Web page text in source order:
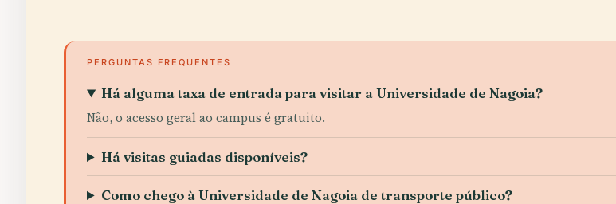
PERGUNTAS FREQUENTES
Há alguma taxa de entrada para visitar a Universidade de Nagoia?
Não, o acesso geral ao campus é gratuito.
Há visitas guiadas disponíveis?
Como chego à Universidade de Nagoia de transporte público?